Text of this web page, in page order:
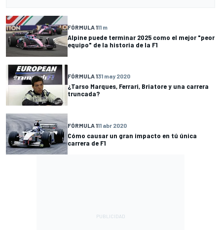
FÓRMULA 111 m
Alpine puede terminar 2025 como el mejor "peor
equipo" de la historia de la F1
FÓRMULA 131 may 2020
¿Tarso Marques, Ferrari, Briatore y una carrera
truncada?
FÓRMULA 111 abr 2020
Cómo causar un gran impacto en tú única
carrera de F1